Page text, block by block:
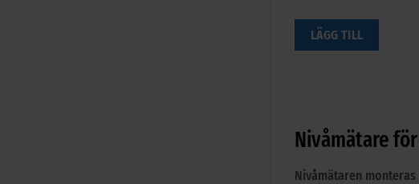
LÄGG TILL
Nivåmätare
Nivåmätaren